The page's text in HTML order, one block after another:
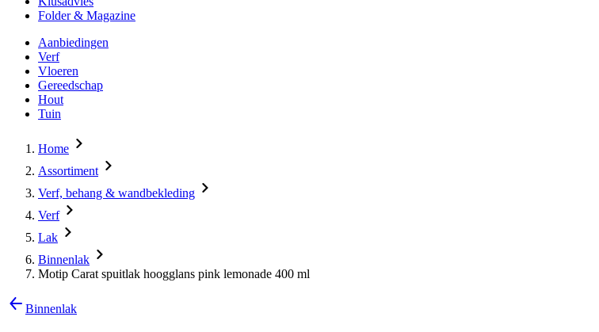
Folder & Magazine
Aanbiedingen
Verf
Vloeren
Gereedschap
Hout
Tuin
Home
Assortiment
Verf, behang & wandbekleding
Verf
Lak
Binnenlak
Motip Carat spuitlak hoogglans pink lemonade 400 ml
Binnenlak